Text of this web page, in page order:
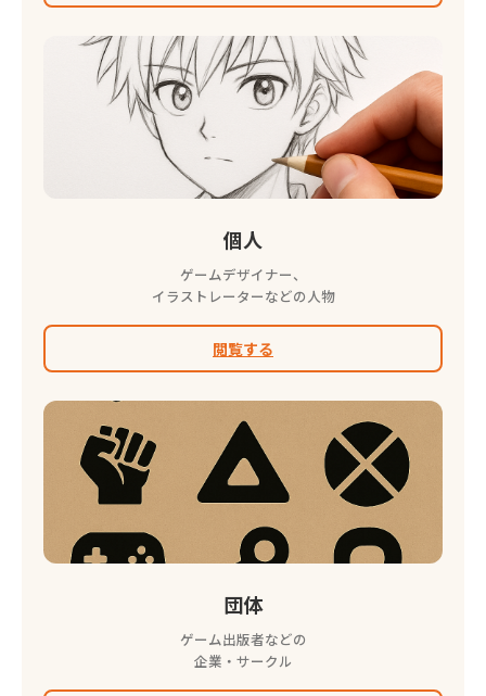
個人
ゲームデザイナー、
イラストレーターなどの人物
閲覧する
団体
ゲーム出版者などの
企業・サークル